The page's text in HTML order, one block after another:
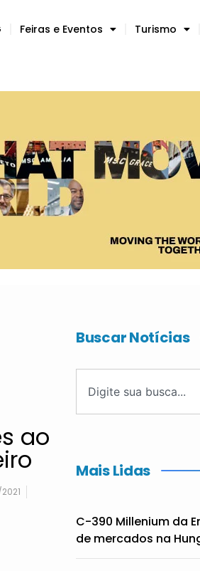
Feiras e Eventos Turismo
ao
Buscar Notícias
Mais Lidas
C-390 Millenium da
de mercados na